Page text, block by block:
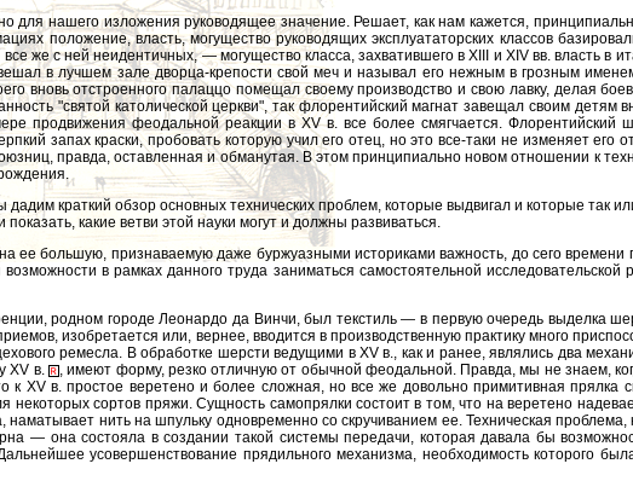
нашего изложения руководящее значение. Решает, как нам кажется,
положение, власть, могущество руководящих эксплуататорских классов
же с ней неидентичных, — могущество класса, захватившего в XIII и XIV вв. власть в
в лучшем зале дворца-крепости свой меч и называл его нежным в грозным
вновь отстроенного палаццо помещал своему производство и свою лавку, делая
"святой католической церкви", так флорентийский магнат завещал своим детям
продвижения феодальной реакции в XV в. все более смягчается. Флорентийский
запах краски, пробовать которую учил его отец, но это все-таки не изменяет его
правда, оставленная и обманутая. В этом принципиально новом отношении к
краткий обзор основных технических проблем, которые выдвигал и которые так
какие ветви этой науки могут и должны развиваться.
ее большую, признаваемую даже буржуазными историками важность, до сего
в рамках данного труда заниматься самостоятельной исследовательской
родном городе Леонардо да Винчи, был текстиль — в первую очередь выделка
изобретается или, вернее, вводится в производственную практику много
ремесла. В обработке шерсти ведущими в XV в., как и ранее, являлись два
XV в.
, имеют форму, резко отличную от обычной феодальной. Правда, мы не знаем,
XV в. простое веретено и более сложная, но все же довольно примитивная прялка
сортов пряжи. Сущность самопрялки состоит в том, что на веретено
нить на шпульку одновременно со скручиванием ее. Техническая проблема,
— она состояла в создании такой системы передачи, которая давала бы
усовершенствование прядильного механизма, необходимость которого